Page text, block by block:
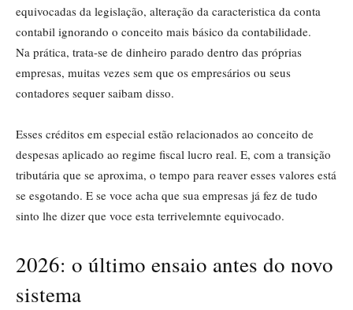
equivocadas da legislação, alteração da caracteristica da conta
contabil ignorando o conceito mais básico da contabilidade.
Na prática, trata-se de dinheiro parado dentro das próprias
empresas, muitas vezes sem que os empresários ou seus
contadores sequer saibam disso.
Esses créditos em especial estão relacionados ao conceito de
despesas aplicado ao regime fiscal lucro real. E, com a transição
tributária que se aproxima, o tempo para reaver esses valores está
se esgotando. E se voce acha que sua empresas já fez de tudo
sinto lhe dizer que voce esta terrivelemnte equivocado.
2026: o último ensaio antes do novo
sistema